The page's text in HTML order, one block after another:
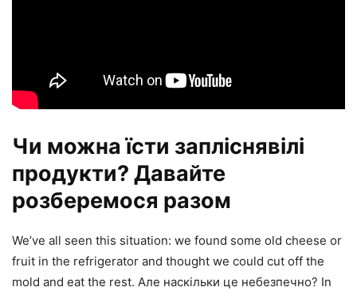
Чи можна їсти запліснявілі
продукти? Давайте
розберемося разом
We’ve all seen this situation: we found some old cheese or
fruit in the refrigerator and thought we could cut off the
mold and eat the rest. Але наскільки це небезпечно? In